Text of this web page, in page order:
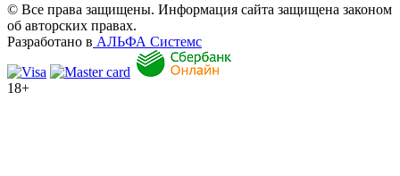
© Все права защищены. Информация сайта защищена законом
об авторских правах.
Разработано в АЛЬФА Системс
18+